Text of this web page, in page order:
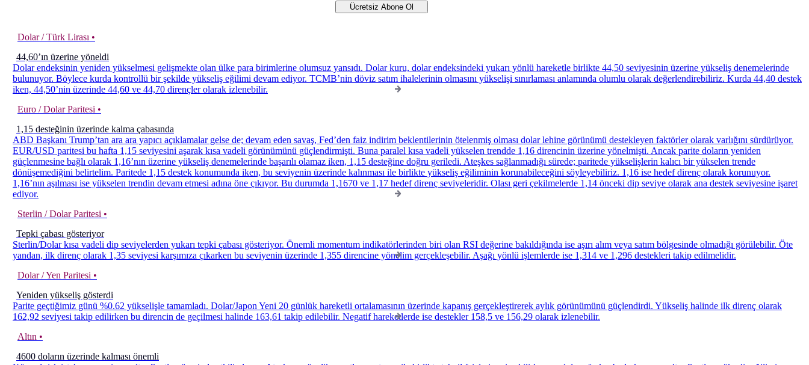
Dolar / Türk Lirası •
44,60’ın üzerine yöneldi
Dolar endeksinin yeniden yükselmesi gelişmekte olan ülke para birimlerine olumsuz yansıdı. Dolar kuru, dolar endeksindeki yukarı yönlü hareketle birlikte 44,50 seviyesinin üzerine yükseliş denemelerinde
bulunuyor. Böylece kurda kontrollü bir şekilde yükseliş eğilimi devam ediyor. TCMB’nin döviz satım ihalelerinin olmasını yükselişi sınırlaması anlamında olumlu olarak değerlendirebiliriz. Kurda 44,40 destek
iken, 44,50’nin üzerinde 44,60 ve 44,70 dirençler olarak izlenebilir.
Euro / Dolar Paritesi •
1,15 desteğinin üzerinde kalma çabasında
ABD Başkanı Trump’tan ara ara yapıcı açıklamalar gelse de; devam eden savaş, Fed’den faiz indirim beklentilerinin ötelenmiş olması dolar lehine görünümü destekleyen faktörler olarak varlığını sürdürüyor.
EUR/USD paritesi bu hafta 1,15 seviyesini aşarak kısa vadeli görünümünü güçlendirmişti. Buna paralel kısa vadeli yükselen trendde 1,16 direncinin üzerine yönelmişti. Ancak parite doların yeniden
güçlenmesine bağlı olarak 1,16’nın üzerine yükseliş denemelerinde başarılı olamaz iken, 1,15 desteğine doğru geriledi. Ateşkes sağlanmadığı sürede; paritede yükselişlerin kalıcı bir yükselen trende
dönüşemediğini belirtelim. Paritede 1,15 destek konumunda iken, bu seviyenin üzerinde kalınması ile birlikte yükseliş eğiliminin korunabileceğini söyleyebiliriz. 1,16 ise hedef direnç olarak korunuyor.
1,16’nın aşılması ise yükselen trendin devam etmesi adına öne çıkıyor. Bu durumda 1,1670 ve 1,17 hedef direnç seviyeleridir. Olası geri çekilmelerde 1,14 önceki dip seviye olarak ana destek seviyesine işaret
ediyor.
Sterlin / Dolar Paritesi •
Tepki çabası gösteriyor
Sterlin/Dolar kısa vadeli dip seviyelerden yukarı tepki çabası gösteriyor. Önemli momentum indikatörlerinden biri olan RSI değerine bakıldığında ise aşırı alım veya satım bölgesinde olmadığı görülebilir. Öte
yandan, ilk direnç olarak 1,35 seviyesi karşımıza çıkarken bu seviyenin üzerinde 1,355 direncine yönelim gerçekleşebilir. Aşağı yönlü işlemlerde ise 1,314 ve 1,296 destekleri takip edilmelidir.
Dolar / Yen Paritesi •
Yeniden yükseliş gösterdi
Parite geçtiğimiz günü %0.62 yükselişle tamamladı. Dolar/Japon Yeni 20 günlük hareketli ortalamasının üzerinde kapanış gerçekleştirerek aylık görünümünü güçlendirdi. Yükseliş halinde ilk direnç olarak
162,92 seviyesi takip edilirken bu direncin de geçilmesi halinde 163,61 takip edilebilir. Negatif hareketlerde ise destekler 158,5 ve 156,29 olarak izlenebilir.
Altın •
4600 doların üzerinde kalması önemli